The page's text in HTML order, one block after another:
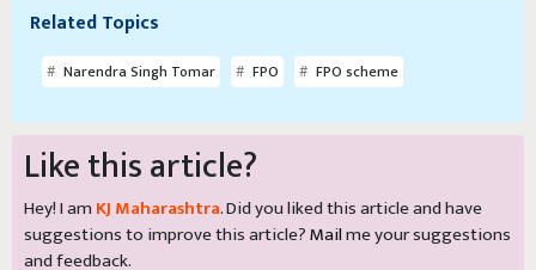
Related Topics
Narendra Singh Tomar FPO FPO scheme
Like this article?
Hey! I am KJ Maharashtra. Did you liked this article and have
suggestions to improve this article?Mailme your suggestions
and feedback.